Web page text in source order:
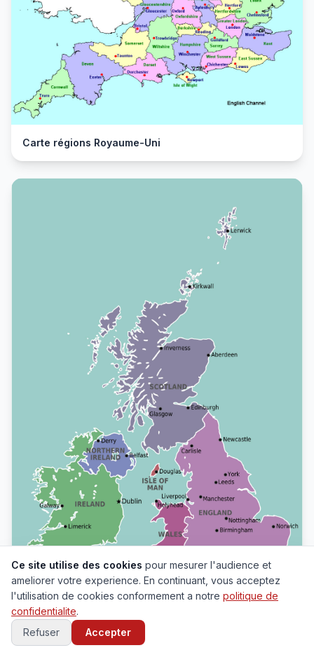
Carte régions Royaume-Uni
Ce site utilise des cookies pour mesurer l'audience et
ameliorer votre experience. En continuant, vous acceptez
l'utilisation de cookies conformement a notre politique de
confidentialite.
Refuser
Accepter